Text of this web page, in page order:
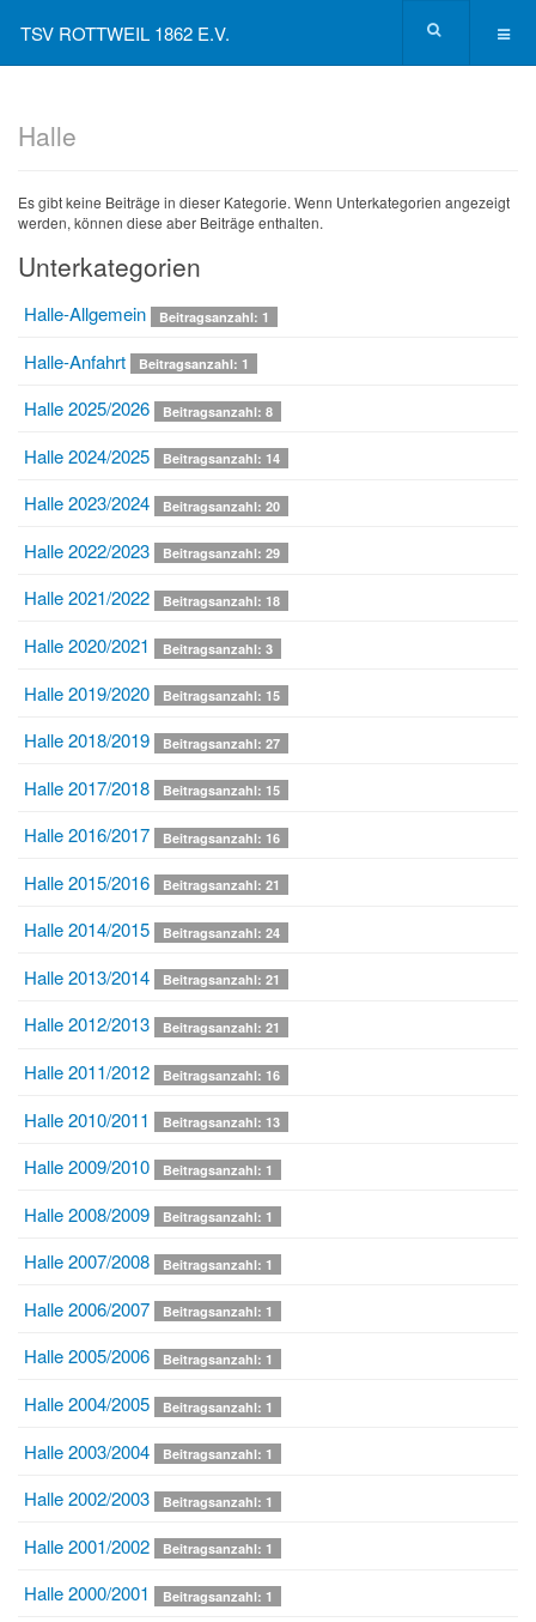
TSV ROTTWEIL 1862 E.V.
Halle
Es gibt keine Beiträge in dieser Kategorie. Wenn Unterkategorien angezeigt
werden, können diese aber Beiträge enthalten.
Unterkategorien
Halle-Allgemein Beitragsanzahl: 1
Halle-Anfahrt Beitragsanzahl: 1
Halle 2025/2026 Beitragsanzahl: 8
Halle 2024/2025 Beitragsanzahl: 14
Halle 2023/2024 Beitragsanzahl: 20
Halle 2022/2023 Beitragsanzahl: 29
Halle 2021/2022 Beitragsanzahl: 18
Halle 2020/2021 Beitragsanzahl: 3
Halle 2019/2020 Beitragsanzahl: 15
Halle 2018/2019 Beitragsanzahl: 27
Halle 2017/2018 Beitragsanzahl: 15
Halle 2016/2017 Beitragsanzahl: 16
Halle 2015/2016 Beitragsanzahl: 21
Halle 2014/2015 Beitragsanzahl: 24
Halle 2013/2014 Beitragsanzahl: 21
Halle 2012/2013 Beitragsanzahl: 21
Halle 2011/2012 Beitragsanzahl: 16
Halle 2010/2011 Beitragsanzahl: 13
Halle 2009/2010 Beitragsanzahl: 1
Halle 2008/2009 Beitragsanzahl: 1
Halle 2007/2008 Beitragsanzahl: 1
Halle 2006/2007 Beitragsanzahl: 1
Halle 2005/2006 Beitragsanzahl: 1
Halle 2004/2005 Beitragsanzahl: 1
Halle 2003/2004 Beitragsanzahl: 1
Halle 2002/2003 Beitragsanzahl: 1
Halle 2001/2002 Beitragsanzahl: 1
Halle 2000/2001 Beitragsanzahl: 1